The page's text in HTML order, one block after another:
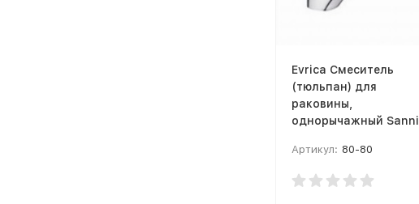
Evrica Смеситель
(тюльпан) для
раковины,
однорычажный Sanni
Артикул: 80-80